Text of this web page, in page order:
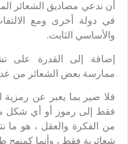
أن ندعي مصاديق الشعائر
في دولة أخرى ومع
والأساسي الثابت.
إضافة إلى القدرة على
ممارسة بعض الشعائر من
فلا ضير بما يعبر عن
فقط إلى رموز أو أي شكل
من الفكرة والعقل ، هو ما
شعائرية فقط ، وأنما كمنهج